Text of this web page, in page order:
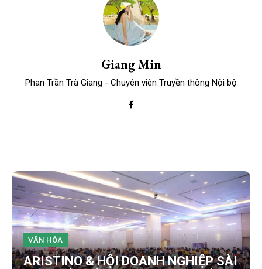
Giang Min
Phan Trần Trà Giang - Chuyên viên Truyền thông Nội bộ
VĂN HÓA
ARISTINO & HỘI DOANH NGHIỆP SÀI